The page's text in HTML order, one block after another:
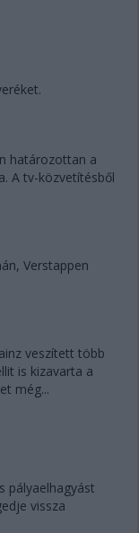
határozottan a
A tv-közvetítésből
Verstappen
veszített több
is kizavarta a
még...
pályaelhagyást
vissza